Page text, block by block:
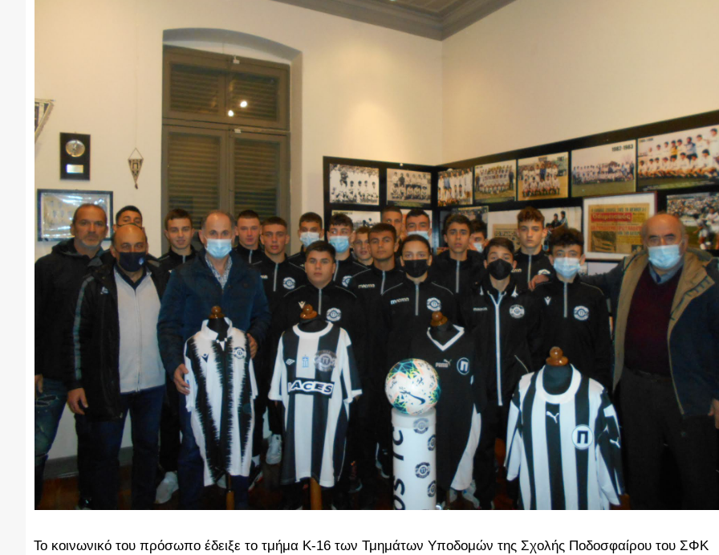
Το κοινωνικό του πρόσωπο έδειξε το τμήμα Κ-16 των Τμημάτων Υποδομών της Σχολής Ποδοσφαίρου του ΣΦΚ